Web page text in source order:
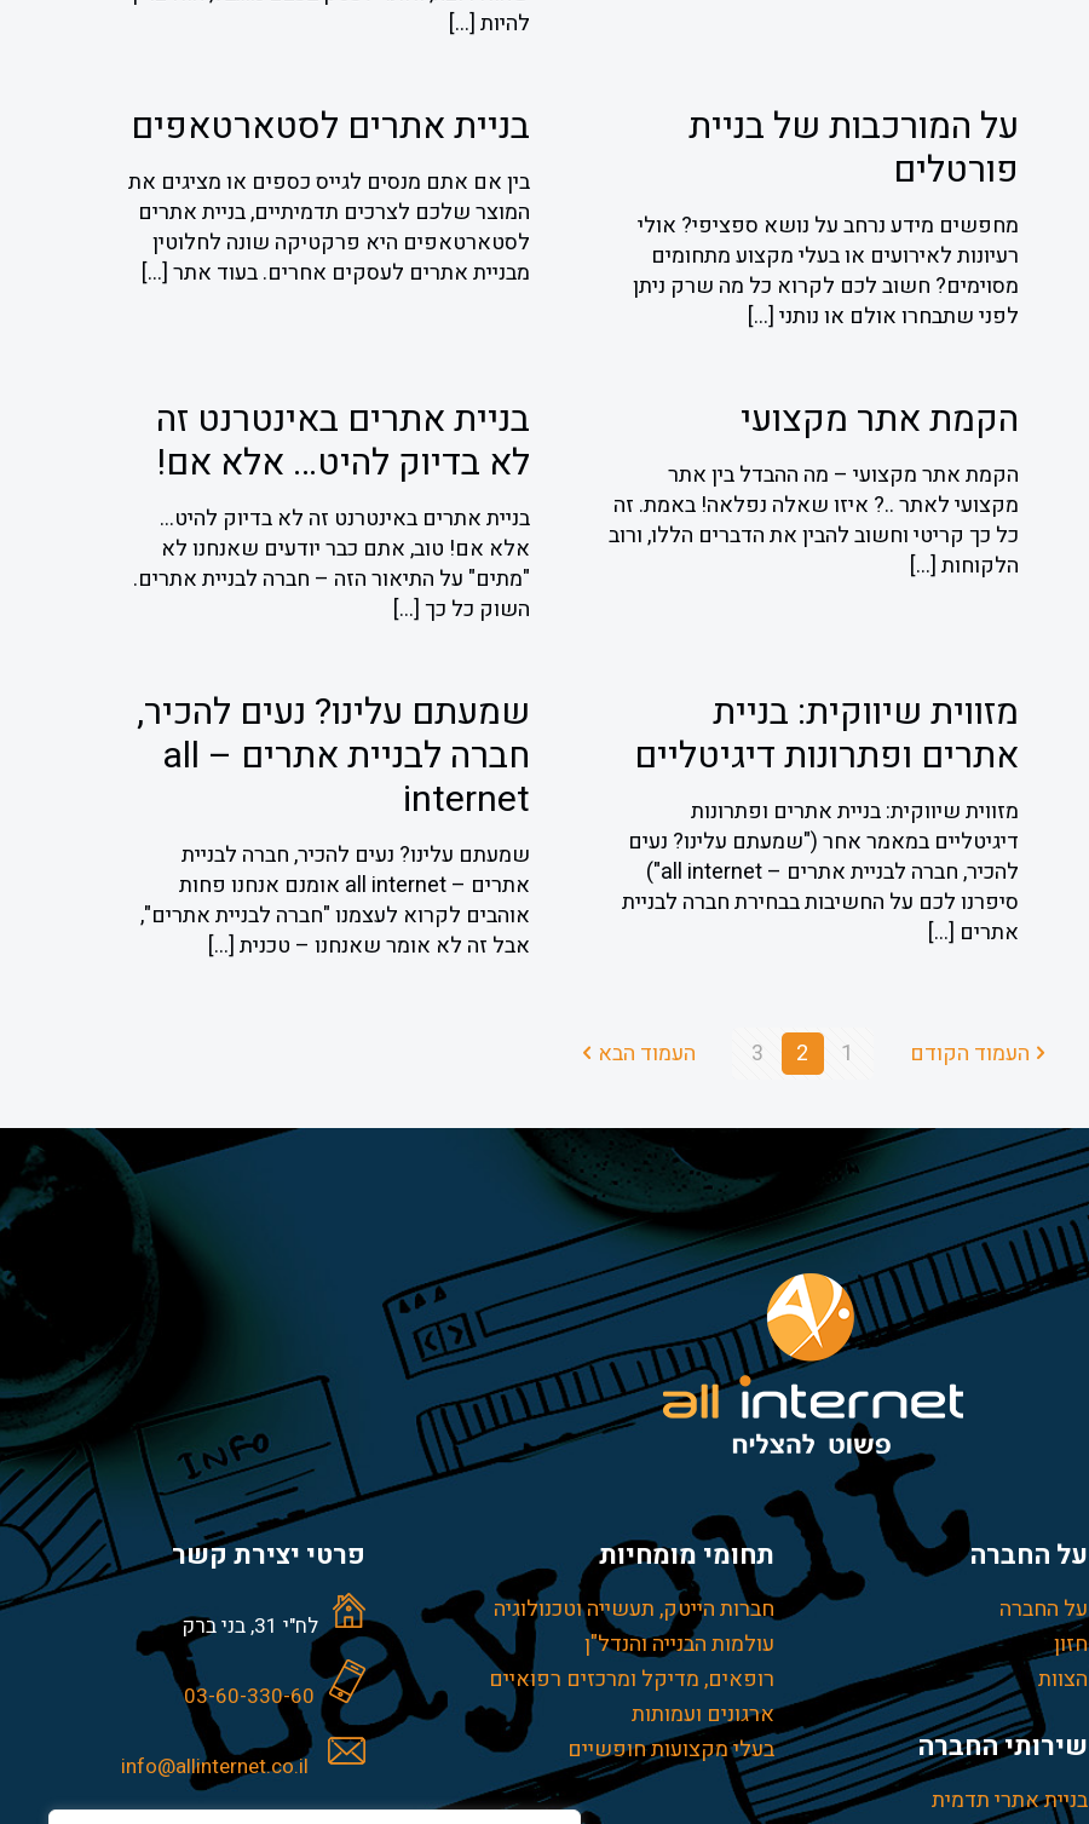
להיות[…]
על המורכבות של בניית
פורטלים
מחפשים מידע נרחב על נושא ספציפי? אולי
רעיונות לאירועים או בעלי מקצוע מתחומים
מסוימים? חשוב לכם לקרוא כל מה שרק ניתן
לפני שתבחרו אולם או נותני […]
בניית אתרים לסטארטאפים
בין אם אתם מנסים לגייס כספים או מציגים את
המוצר שלכם לצרכים תדמיתיים, בניית אתרים
לסטארטאפים היא פרקטיקה שונה לחלוטין
מבניית אתרים לעסקים אחרים. בעוד אתר[…]
הקמת אתר מקצועי
הקמת אתר מקצועי – מה ההבדל בין אתר
מקצועי לאתר ..? איזו שאלה נפלאה! באמת. זה
כל כך קריטי וחשוב להבין את הדברים הללו, ורוב
הלקוחות […]
בניית אתרים באינטרנט זה
לא בדיוק להיט… אלא אם!
בניית אתרים באינטרנט זה לא בדיוק להיט…
אלא אם! טוב, אתם כבר יודעים שאנחנו לא
"מתים" על התיאור הזה – חברה לבניית אתרים.
השוק כל כך[…]
מזווית שיווקית: בניית
אתרים ופתרונות דיגיטליים
מזווית שיווקית: בניית אתרים ופתרונות
דיגיטליים במאמר אחר ("שמעתם עלינו? נעים
להכיר, חברה לבניית אתרים – all internet")
סיפרנו לכם על החשיבות בבחירת חברה לבניית
אתרים […]
שמעתם עלינו? נעים להכיר,
חברה לבניית אתרים – all
internet
שמעתם עלינו? נעים להכיר, חברה לבניית
אתרים – all internet אומנם אנחנו פחות
אוהבים לקרוא לעצמנו "חברה לבניית אתרים",
אבל זה לא אומר שאנחנו – טכנית[…]
העמוד הקודם 1
2
3 העמוד הבא
על החברה
על החברה
חזון
הצוות
שירותי החברה
בניית אתרי תדמית
תחומי מומחיות
חברות הייטק, תעשייה וטכנולוגיה
עולמות הבנייה והנדל"ן
רופאים, מדיקל ומרכזים רפואיים
ארגונים ועמותות
בעלי מקצועות חופשיים
פרטי יצירת קשר
לח"י 31, בני ברק
03-60-330-60
info@allinternet.co.il